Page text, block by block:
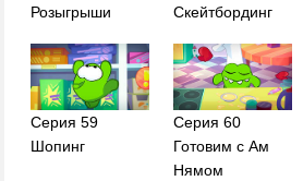
Розыгрыши
Скейтбординг
Серия 59
Шопинг
Серия 60
Готовим с Ам
Нямом